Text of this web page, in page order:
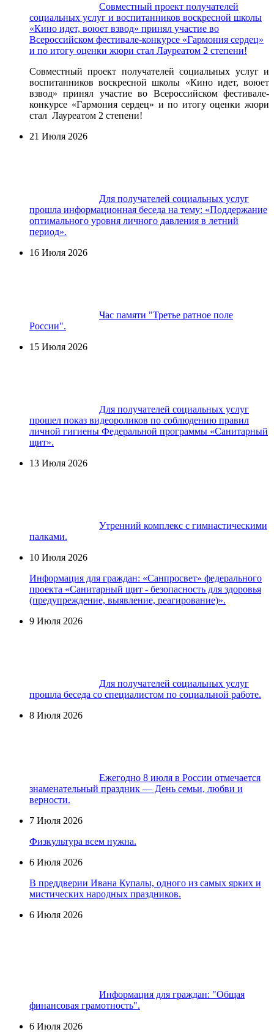
Совместный проект получателей
социальных услуг и воспитанников воскресной школы
«Кино идет, воюет взвод» принял участие во
Всероссийском фестивале-конкурсе «Гармония сердец»
и по итогу оценки жюри стал Лауреатом 2 степени!
Совместный проект получателей социальных услуг и
воспитанников воскресной школы «Кино идет, воюет
взвод» принял участие во Всероссийском фестивале-
конкурсе «Гармония сердец» и по итогу оценки жюри
стал Лауреатом 2 степени!
21 Июля 2026
Для получателей социальных услуг
прошла информационная беседа на тему: «Поддержание
оптимального уровня личного давления в летний
период».
16 Июля 2026
Час памяти "Третье ратное поле
России".
15 Июля 2026
Для получателей социальных услуг
прошел показ видеороликов по соблюдению правил
личной гигиены Федеральной программы «Санитарный
щит».
13 Июля 2026
Утренний комплекс с гимнастическими
палками.
10 Июля 2026
Информация для граждан: «Санпросвет» федерального
проекта «Санитарный щит - безопасность для здоровья
(предупреждение, выявление, реагирование)».
9 Июля 2026
Для получателей социальных услуг
прошла беседа со специалистом по социальной работе.
8 Июля 2026
Ежегодно 8 июля в России отмечается
знаменательный праздник — День семьи, любви и
верности.
7 Июля 2026
Физкультура всем нужна.
6 Июля 2026
В преддверии Ивана Купалы, одного из самых ярких и
мистических народных праздников.
6 Июля 2026
Информация для граждан: "Общая
финансовая грамотность".
6 Июля 2026